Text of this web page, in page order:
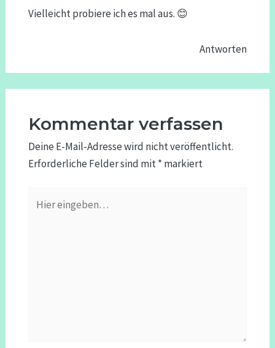
Vielleicht probiere ich es mal aus. 😊
Antworten
Kommentar verfassen
Deine E-Mail-Adresse wird nicht veröffentlicht.
Erforderliche Felder sind mit* markiert
eingeben…